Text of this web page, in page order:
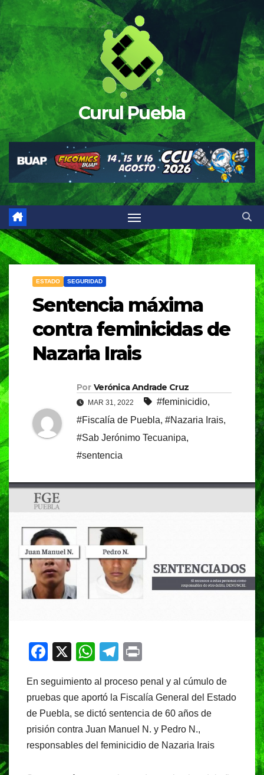
Saltar
al
contenido
Curul Puebla
ESTADO SEGURIDAD
Sentencia máxima
contra feminicidas de
Nazaria Irais
Por Verónica Andrade Cruz
MAR 31, 2022 #feminicidio,
#Fiscalía de Puebla, #Nazaria Irais,
#Sab Jerónimo Tecuanipa,
#sentencia
F
c
e
b
o
X
W
at
s
A
p
T
e
gr
a
m
t
En seguimiento al proceso penal y al cúmulo de
pruebas que aportó la Fiscalía General del Estado
de Puebla, se dictó sentencia de 60 años de
prisión contra Juan Manuel N. y Pedro N.,
responsables del feminicidio de Nazaria Irais